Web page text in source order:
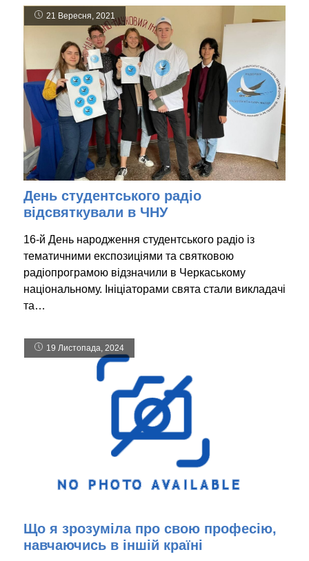
21 Вересня, 2021
День студентського радіо
відсвяткували в ЧНУ
16-й День народження студентського радіо із
тематичними експозиціями та святковою
радіопрограмою відзначили в Черкаському
національному. Ініціаторами свята стали викладачі
та…
19 Листопада, 2024
Що я зрозуміла про свою професію,
навчаючись в іншій країні